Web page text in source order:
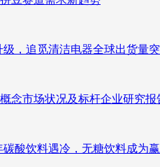
，追觅清洁电器全球出货量
念市场状况及标杆企业研究报
碳酸饮料遇冷，无糖饮料成为